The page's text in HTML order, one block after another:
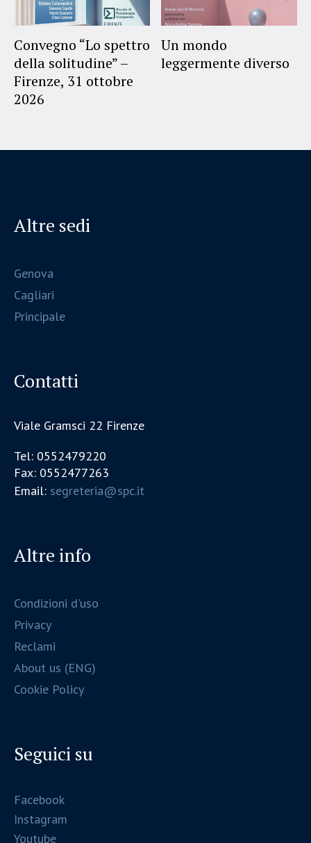
Convegno “Lo spettro
della solitudine” –
Firenze, 31 ottobre
2026
Un mondo
leggermente diverso
Altre sedi
Genova
Cagliari
Principale
Contatti
Viale Gramsci 22 Firenze
Tel: 0552479220
Fax: 0552477263
Email: segreteria@spc.it
Altre info
Condizioni d'uso
Privacy
Reclami
About us (ENG)
Cookie Policy
Seguici su
Facebook
Instagram
Youtube